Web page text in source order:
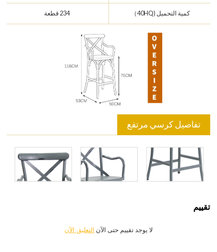
كمية التحميل (40HQ） 234 قطعة
تفاصيل كرسي مرتفع
تقييم
لا يوجد تقييم حتى الآن التعليق الآن